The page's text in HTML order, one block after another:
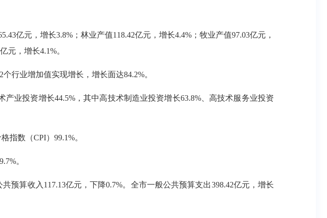
元，增长3.8%；林业产值118.42亿元，增长4.4%；牧业产值97.03亿元，
元，增长4.1%。
业增加值实现增长，增长面达84.2%。
投资增长44.5%，其中高技术制造业投资增长63.8%、高技术服务业投资
数（CPI）99.1%。
。
算收入117.13亿元，下降0.7%。全市一般公共预算支出398.42亿元，增长